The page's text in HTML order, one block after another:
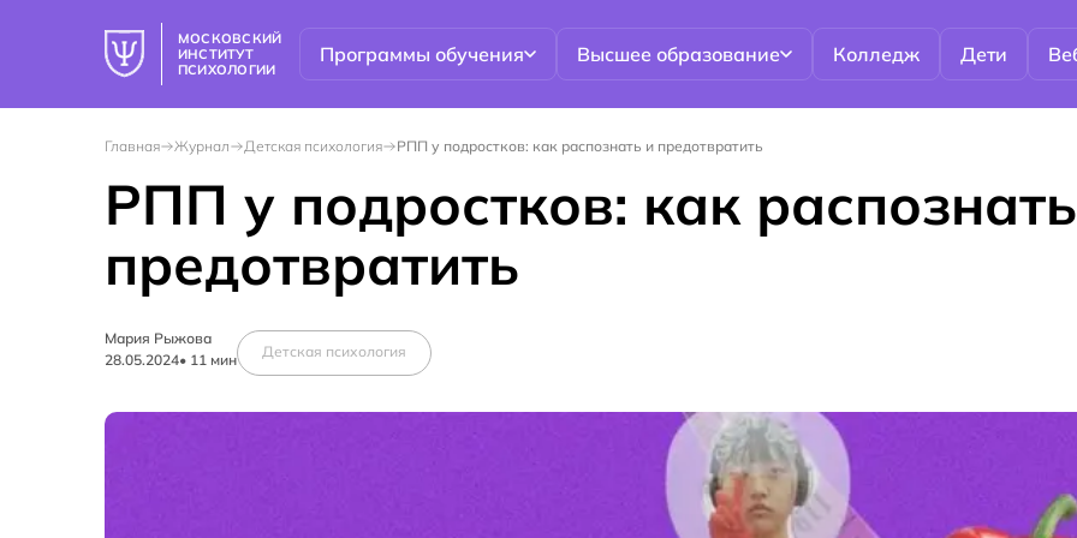
МОСКОВСКИЙ
ИНСТИТУТ
ПСИХОЛОГИИ
Программы обучения Высшее образование Колледж Дети
Главная Журнал Детская психология РПП у подростков: как распознать и предотвратить
РПП у подростков: как
предотвратить
Мария Рыжова
28.05.2024• 11 мин Детская психология